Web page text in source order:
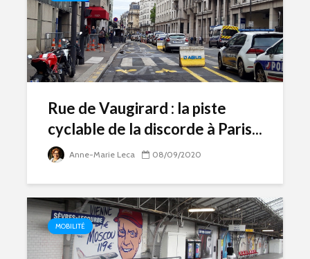
Rue de Vaugirard : la piste
cyclable de la discorde à Paris...
Anne-Marie Leca 08/09/2020
MOBILITÉ